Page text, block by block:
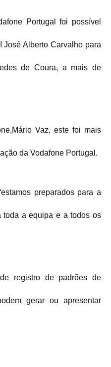
Portugal foi possível
José Alberto Carvalho para
de Coura, a mais de
Vaz, este foi mais
da Vodafone Portugal.
preparados para a
toda a equipa e a todos os
registro de padrões de
gerar ou apresentar